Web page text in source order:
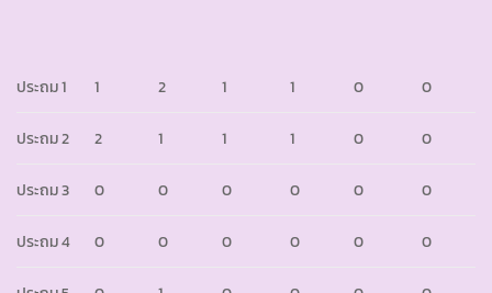
ประถม 1 1 2 1 1 0 0
ประถม 2 2 1 1 1 0 0
ประถม 3 0 0 0 0 0 0
ประถม 4 0 0 0 0 0 0